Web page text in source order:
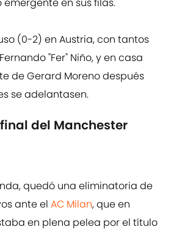
en sus filas.
(0-2) en Austria, con tantos
"Fer" Niño, y en casa
de Gerard Moreno después
se adelantasen.
del Manchester
quedó una eliminatoria de
ante el AC Milan, que en
en plena pelea por el título